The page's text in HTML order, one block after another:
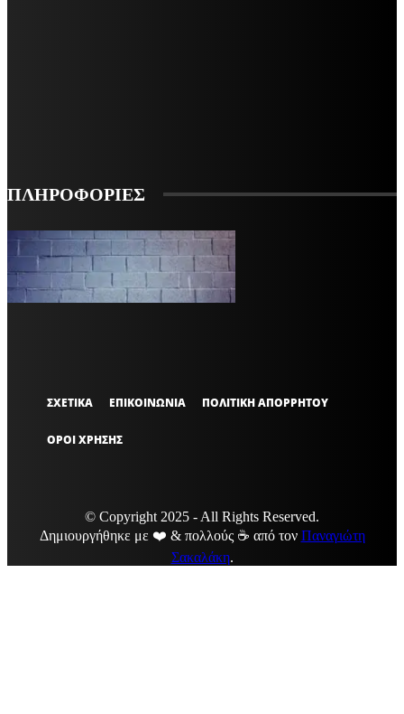
ΠΛΗΡΟΦΟΡΙΕΣ
VARiEMAi
OFFICIAL
ΣΧΕΤΙΚΑ ΕΠΙΚΟΙΝΩΝΙΑ ΠΟΛΙΤΙΚΗ ΑΠΟΡΡΗΤΟΥ
ΟΡΟΙ ΧΡΗΣΗΣ
© Copyright 2025 - All Rights Reserved.
Δημιουργήθηκε με ❤️ & πολλούς ☕ από τον Παναγιώτη
Σακαλάκη.